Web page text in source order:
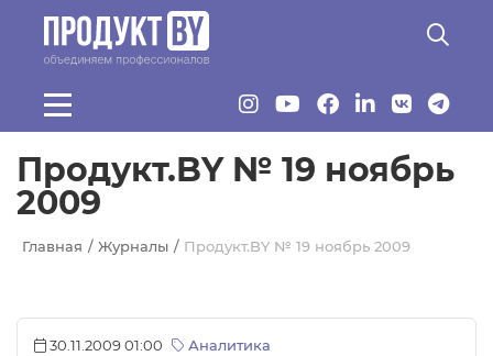
Перейти к основному содержанию
Продукт.BY № 19 ноябрь
2009
Главная Журналы Продукт.BY № 19 ноябрь 2009
30.11.2009 01:00 Аналитика